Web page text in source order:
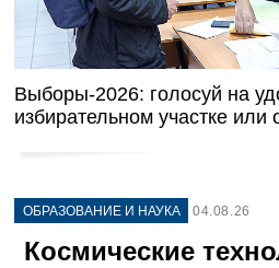
Выборы-2026: голосуй на
избирательном участке или
ОБРАЗОВАНИЕ И НАУКА 04.08.26
Космические